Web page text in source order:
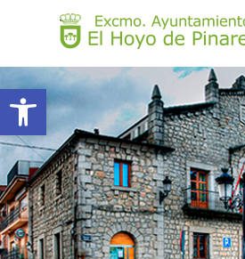
Abrir barra de herramientas